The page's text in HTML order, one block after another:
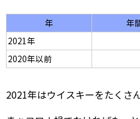
年 年
2021年
2020年以前
2021年はウイスキーをたくさ